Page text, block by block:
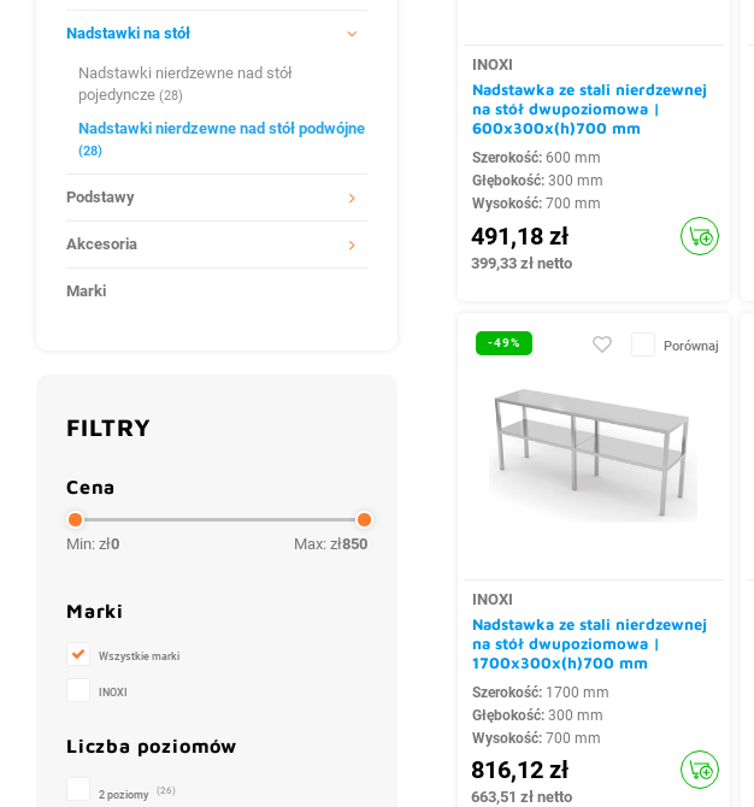
Nadstawki na stół
Nadstawki nierdzewne nad stół
pojedyncze (28)
Nadstawki nierdzewne nad stół podwójne
(28)
Podstawy
Akcesoria
Marki
FILTRY
Cena
Min: zł0 Max: zł850
Marki
Wszystkie marki
INOXI
Liczba poziomów
2 poziomy (26)
INOXI
Nadstawka ze stali nierdzewnej
na stół dwupoziomowa |
600x300x(h)700 mm
Szerokość: 600 mm
Głębokość: 300 mm
Wysokość: 700 mm
491,18 zł
399,33 zł netto
-49% Porównaj
INOXI
Nadstawka ze stali nierdzewnej
na stół dwupoziomowa |
1700x300x(h)700 mm
Szerokość: 1700 mm
Głębokość: 300 mm
Wysokość: 700 mm
816,12 zł
663,51 zł netto